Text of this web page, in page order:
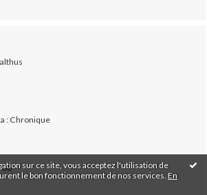
sur ce site, vous acceptez l'utilisation de
le bon fonctionnement de nos services. En
: Chronique
08